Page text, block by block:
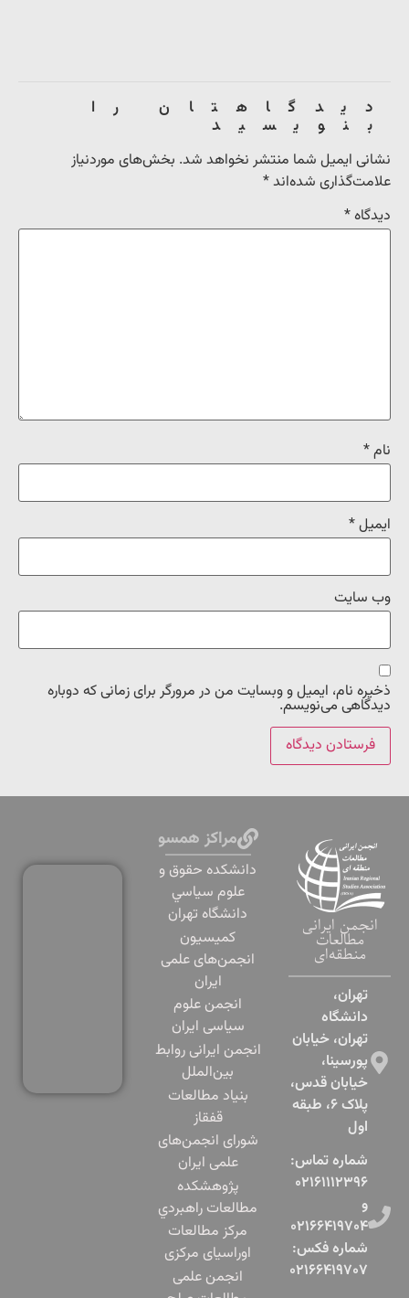
دیدگاهتان را
بنویسید
نشانی ایمیل شما منتشر نخواهد شد. بخش‌های موردنیاز
علامت‌گذاری شده‌اند*
دیدگاه*
نام*
ایمیل*
وب‌ سایت
ذخیره نام، ایمیل و وبسایت من در مرورگر برای زمانی که دوباره
دیدگاهی می‌نویسم.
انجمن ایرانی
مطالعات
منطقه‌ای
تهران،
دانشگاه
تهران، خیابان
پورسینا،
خیابان قدس،
پلاک ۶، طبقه
اول​
شماره تماس:
۰۲۱۶۱۱۱۲۳۹۶
و
۰۲۱۶۶۴۱۹۷۰۴
شماره فکس:
۰۲۱۶۶۴۱۹۷۰۷
مراکز همسو
دانشكده حقوق و
علوم سياسي
دانشگاه تهران
کمیسیون
انجمن‌های علمی
ایران
انجمن علوم
سیاسی ایران
انجمن ایرانی روابط
بین‌الملل
بنياد مطالعات
قفقاز
شورای انجمن‌های
علمی ایران
پژوهشكده
مطالعات راهبردي
مرکز مطالعات
اوراسیای مرکزی
انجمن علمی